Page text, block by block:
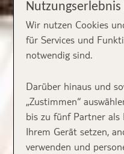
Wir nutzen Cookies
für Services und
notwendig sind.
Darüber hinaus und
„Zustimmen“
bis zu fünf Partner
Ihrem Gerät setzen,
verwenden und